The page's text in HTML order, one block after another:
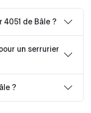
de Bâle ?
un serrurier
?